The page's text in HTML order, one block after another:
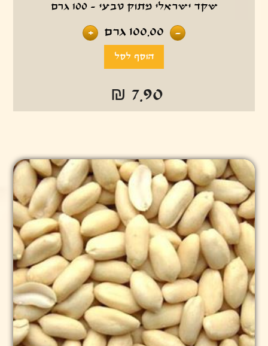
שקד ישראלי מתוק טבעי - 100 גרם
-
100.00 גרם +
₪ 7.90